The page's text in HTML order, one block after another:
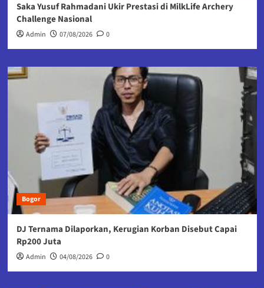
Saka Yusuf Rahmadani Ukir Prestasi di MilkLife Archery
Challenge Nasional
Admin 07/08/2026 0
Bogor
DJ Ternama Dilaporkan, Kerugian Korban Disebut Capai
Rp200 Juta
Admin 04/08/2026 0